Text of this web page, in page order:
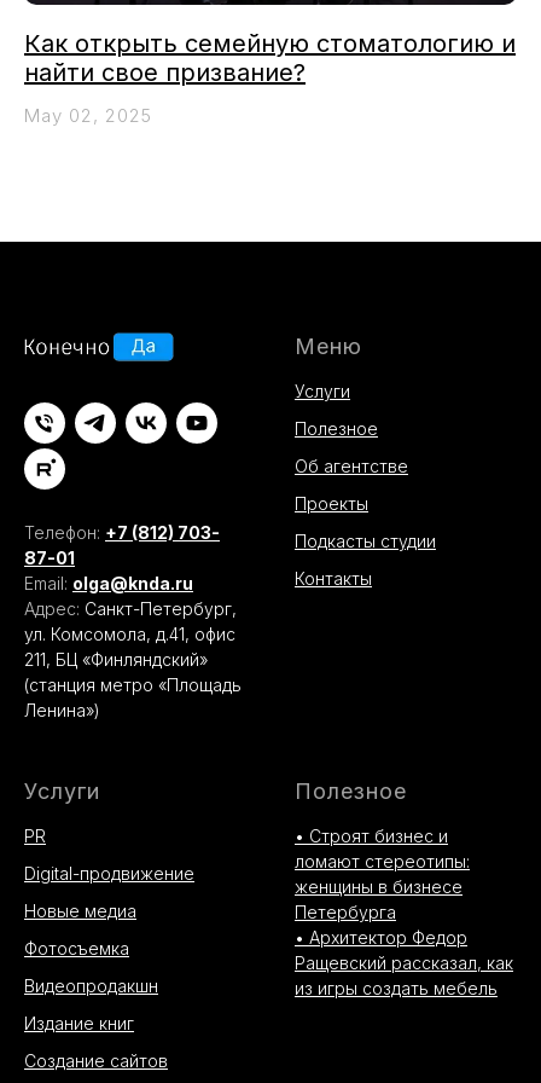
Как открыть семейную стоматологию и
найти свое призвание?
May 02, 2025
Телефон: +7 (812) 703-
87-01
Email: olga@knda.ru
Адрес: Санкт-Петербург,
ул. Комсомола, д.41, офис
211, БЦ «Финляндский»
(станция метро «Площадь
Ленина»)
Меню
Услуги
Полезное
Об агентстве
Проекты
Подкасты студии
Контакты
Услуги
PR
Digital-продвижение
Новые медиа
Фотосъемка
Видеопродакшн
Издание книг
Создание сайтов
Полезное
• Строят бизнес и
ломают стереотипы:
женщины в бизнесе
Петербурга
• Архитектор Федор
Ращевский рассказал, как
из игры создать мебель